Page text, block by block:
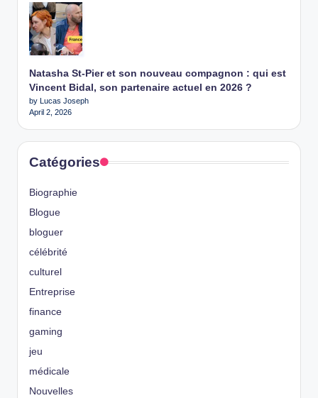
Natasha St-Pier et son nouveau compagnon : qui est
Vincent Bidal, son partenaire actuel en 2026 ?
by Lucas Joseph
April 2, 2026
Catégories
Biographie
Blogue
bloguer
célébrité
culturel
Entreprise
finance
gaming
jeu
médicale
Nouvelles